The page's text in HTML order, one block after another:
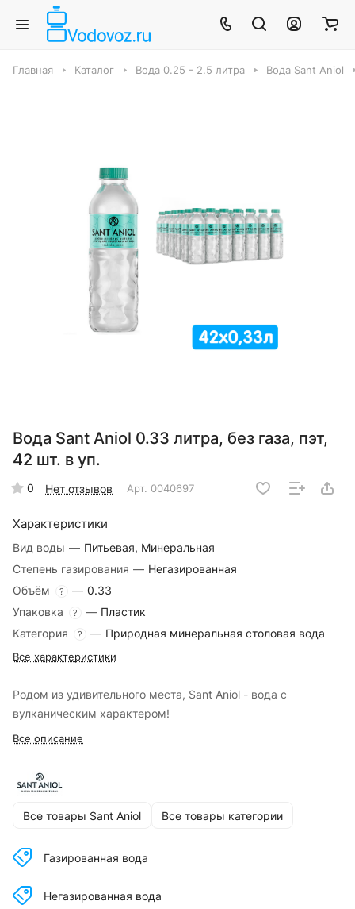
Главная Каталог Вода 0.25 - 2.5 литра Вода Sant Aniol
Вода Sant Aniol 0.33 литра, без газа, пэт,
42 шт. в уп.
0 Нет отзывов Арт. 0040697
Характеристики
Вид воды — Питьевая, Минеральная
Степень газирования — Негазированная
Объём
? — 0.33
Упаковка
? — Пластик
Категория
? — Природная минеральная столовая вода
Все характеристики
Родом из удивительного места, Sant Aniol - вода с
вулканическим характером!
Все описание
Все товары Sant Aniol Все товары категории
Газированная вода
Негазированная вода